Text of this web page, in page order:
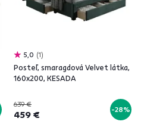
5,0 1
Posteľ, smaragdová Velvet látka,
160x200, KESADA
639 €
459 € -28%